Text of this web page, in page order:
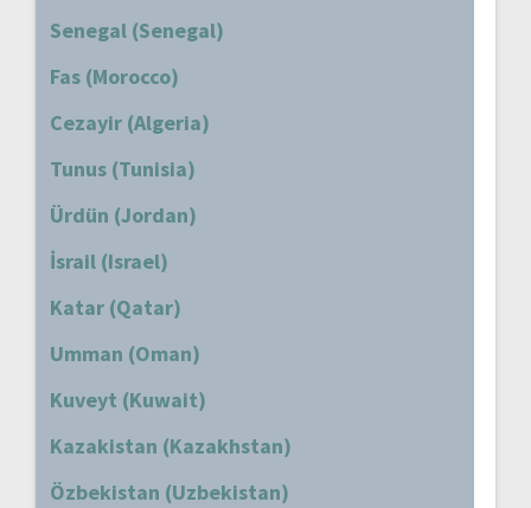
Senegal (Senegal)
Fas (Morocco)
Cezayir (Algeria)
Tunus (Tunisia)
Ürdün (Jordan)
İsrail (Israel)
Katar (Qatar)
Umman (Oman)
Kuveyt (Kuwait)
Kazakistan (Kazakhstan)
Özbekistan (Uzbekistan)